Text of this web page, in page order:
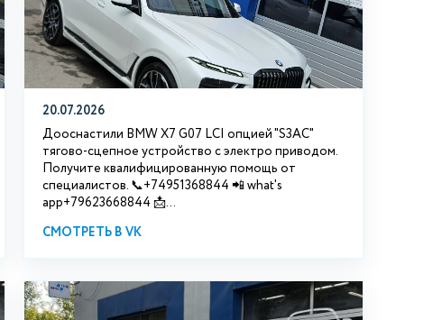
20.07.2026
Дооснастили BMW Х7 G07 LCI опцией "S3АС"
тягово-сцепное устройство с электро приводом.
Получите квалифицированную помощь от
специалистов. 📞+74951368844 📲 what's
app+79623668844 📩...
СМОТРЕТЬ В VK